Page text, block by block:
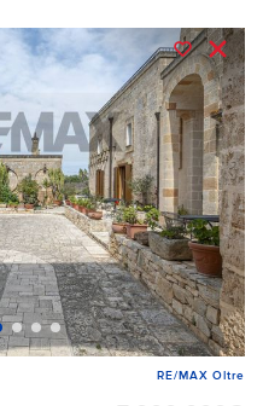
RE/MAX Oltre